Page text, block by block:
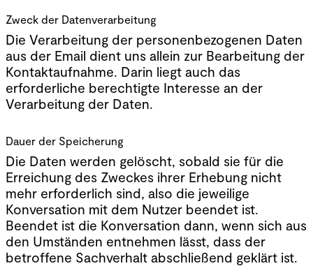
Zweck der Datenverarbeitung
Die Verarbeitung der personenbezogenen Daten
aus der Email dient uns allein zur Bearbeitung der
Kontaktaufnahme. Darin liegt auch das
erforderliche berechtigte Interesse an der
Verarbeitung der Daten.
Dauer der Speicherung
Die Daten werden gelöscht, sobald sie für die
Erreichung des Zweckes ihrer Erhebung nicht
mehr erforderlich sind, also die jeweilige
Konversation mit dem Nutzer beendet ist.
Beendet ist die Konversation dann, wenn sich aus
den Umständen entnehmen lässt, dass der
betroffene Sachverhalt abschließend geklärt ist.